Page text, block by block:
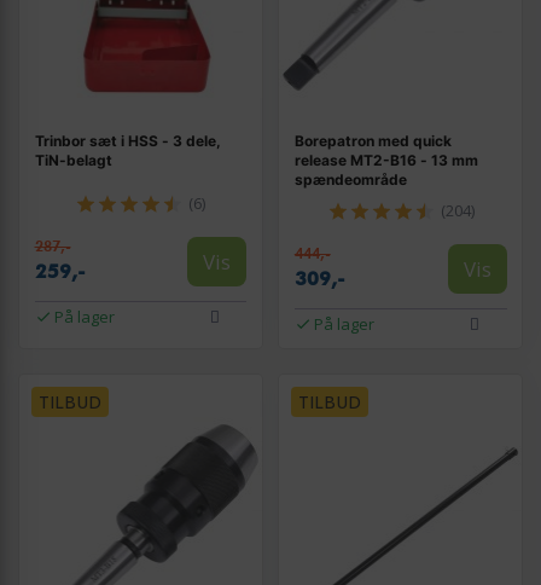
Trinbor sæt i HSS - 3 dele,
TiN-belagt
(6)
287,-
259,- Vis
På lager
Borepatron med quick
release MT2-B16 - 13 mm
spændeområde
(204)
444,-
309,- Vis
På lager
TILBUD TILBUD